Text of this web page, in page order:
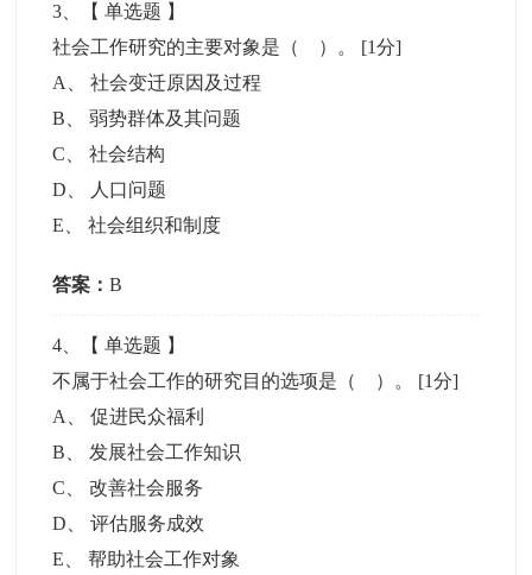
3 、【单选题 】
社会工作研究的主要对象是（ ）。 [1分]
A
、社会变迁原因及过程
B 、弱势群体及其问题
C 、社会结构
D
人口问题
E 、社会组织和制度
答案：B
4 、【单选题 】
不属于社会工作的研究目的选项是（ ）。 [1分]
A
、促进民众福利
B
发展社会工作知识
C 、改善社会服务
D 、评估服务成效
E 、帮助社会工作对象